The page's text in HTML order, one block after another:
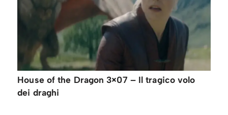
House of the Dragon 3×07 – Il tragico volo
dei draghi